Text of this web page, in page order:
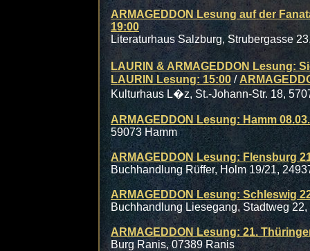
ARMAGEDDON Lesung auf der
19:00
Literaturhaus Salzburg, Strubergasse
LAURIN & ARMAGEDDON Lesung:
LAURIN Lesung: 15:00 /
Kulturhaus L�z, St.-Johann-Str. 18,
ARMAGEDDON Lesung: Hamm
59073 Hamm
ARMAGEDDON Lesung: Flensburg
Buchhandlung Rüffer, Holm 19/21,
ARMAGEDDON Lesung: Schleswig
Buchhandlung Liesegang, Stadtweg
ARMAGEDDON Lesung: 21.
Burg Ranis, 07389 Ranis